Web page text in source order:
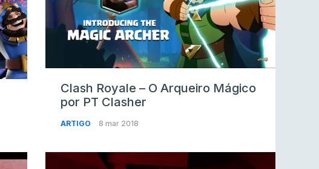
Clash Royale – O Arqueiro Mágico
por PT Clasher
ARTIGO 8 mar 2018